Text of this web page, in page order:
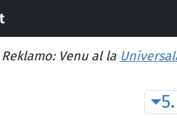
Reklamo: Venu al la
5.